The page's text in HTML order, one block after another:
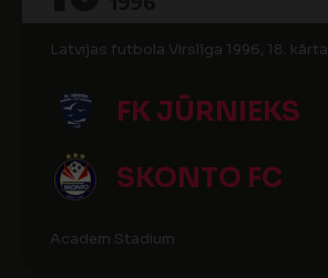
Latvijas futbola Virslīga 1996, 18. kārta
FK JŪRNIEKS
SKONTO FC
Academ Stadium